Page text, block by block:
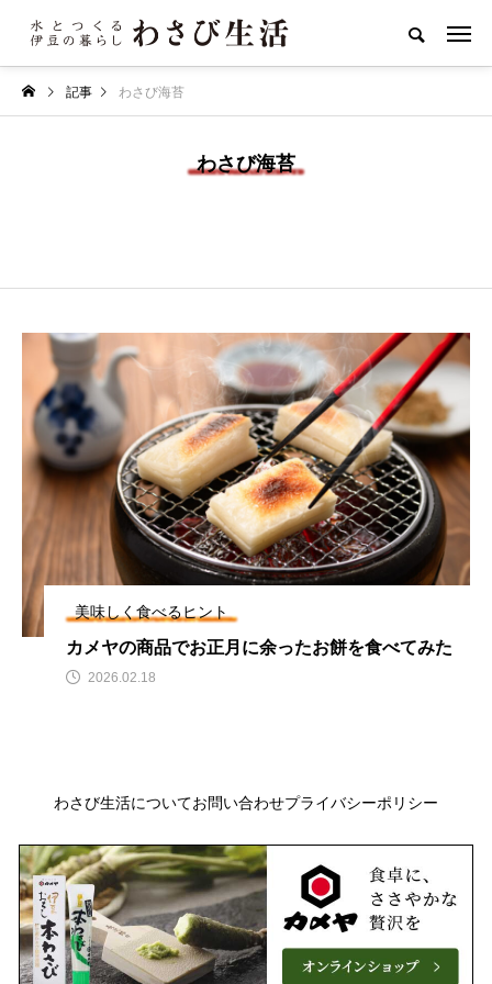
記事 わさび海苔
わさび海苔
美味しく食べるヒント
カメヤの商品でお正月に余ったお餅を食べてみた
2026.02.18
わさび生活についてお問い合わせプライバシーポリシー